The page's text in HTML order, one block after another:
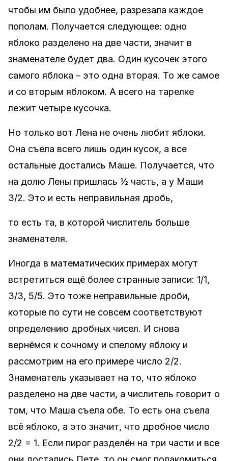
чтобы им было удобнее, разрезала каждое
пополам. Получается следующее: одно
яблоко разделено на две части, значит в
знаменателе будет два. Один кусочек этого
самого яблока – это одна вторая. То же самое
и со вторым яблоком. А всего на тарелке
лежит четыре кусочка.
Но только вот Лена не очень любит яблоки.
Она съела всего лишь один кусок, а все
остальные достались Маше. Получается, что
на долю Лены пришлась ½ часть, а у Маши
3/2. Это и есть неправильная дробь,
то есть та, в которой числитель больше
знаменателя.
Иногда в математических примерах могут
встретиться ещё более странные записи: 1/1,
3/3, 5/5. Это тоже неправильные дроби,
которые по сути не совсем соответствуют
определению дробных чисел. И снова
вернёмся к сочному и спелому яблоку и
рассмотрим на его примере число 2/2.
Знаменатель указывает на то, что яблоко
разделено на две части, а числитель говорит о
том, что Маша съела обе. То есть она съела
всё яблоко, а это значит, что дробное число
2/2 = 1. Если пирог разделён на три части и все